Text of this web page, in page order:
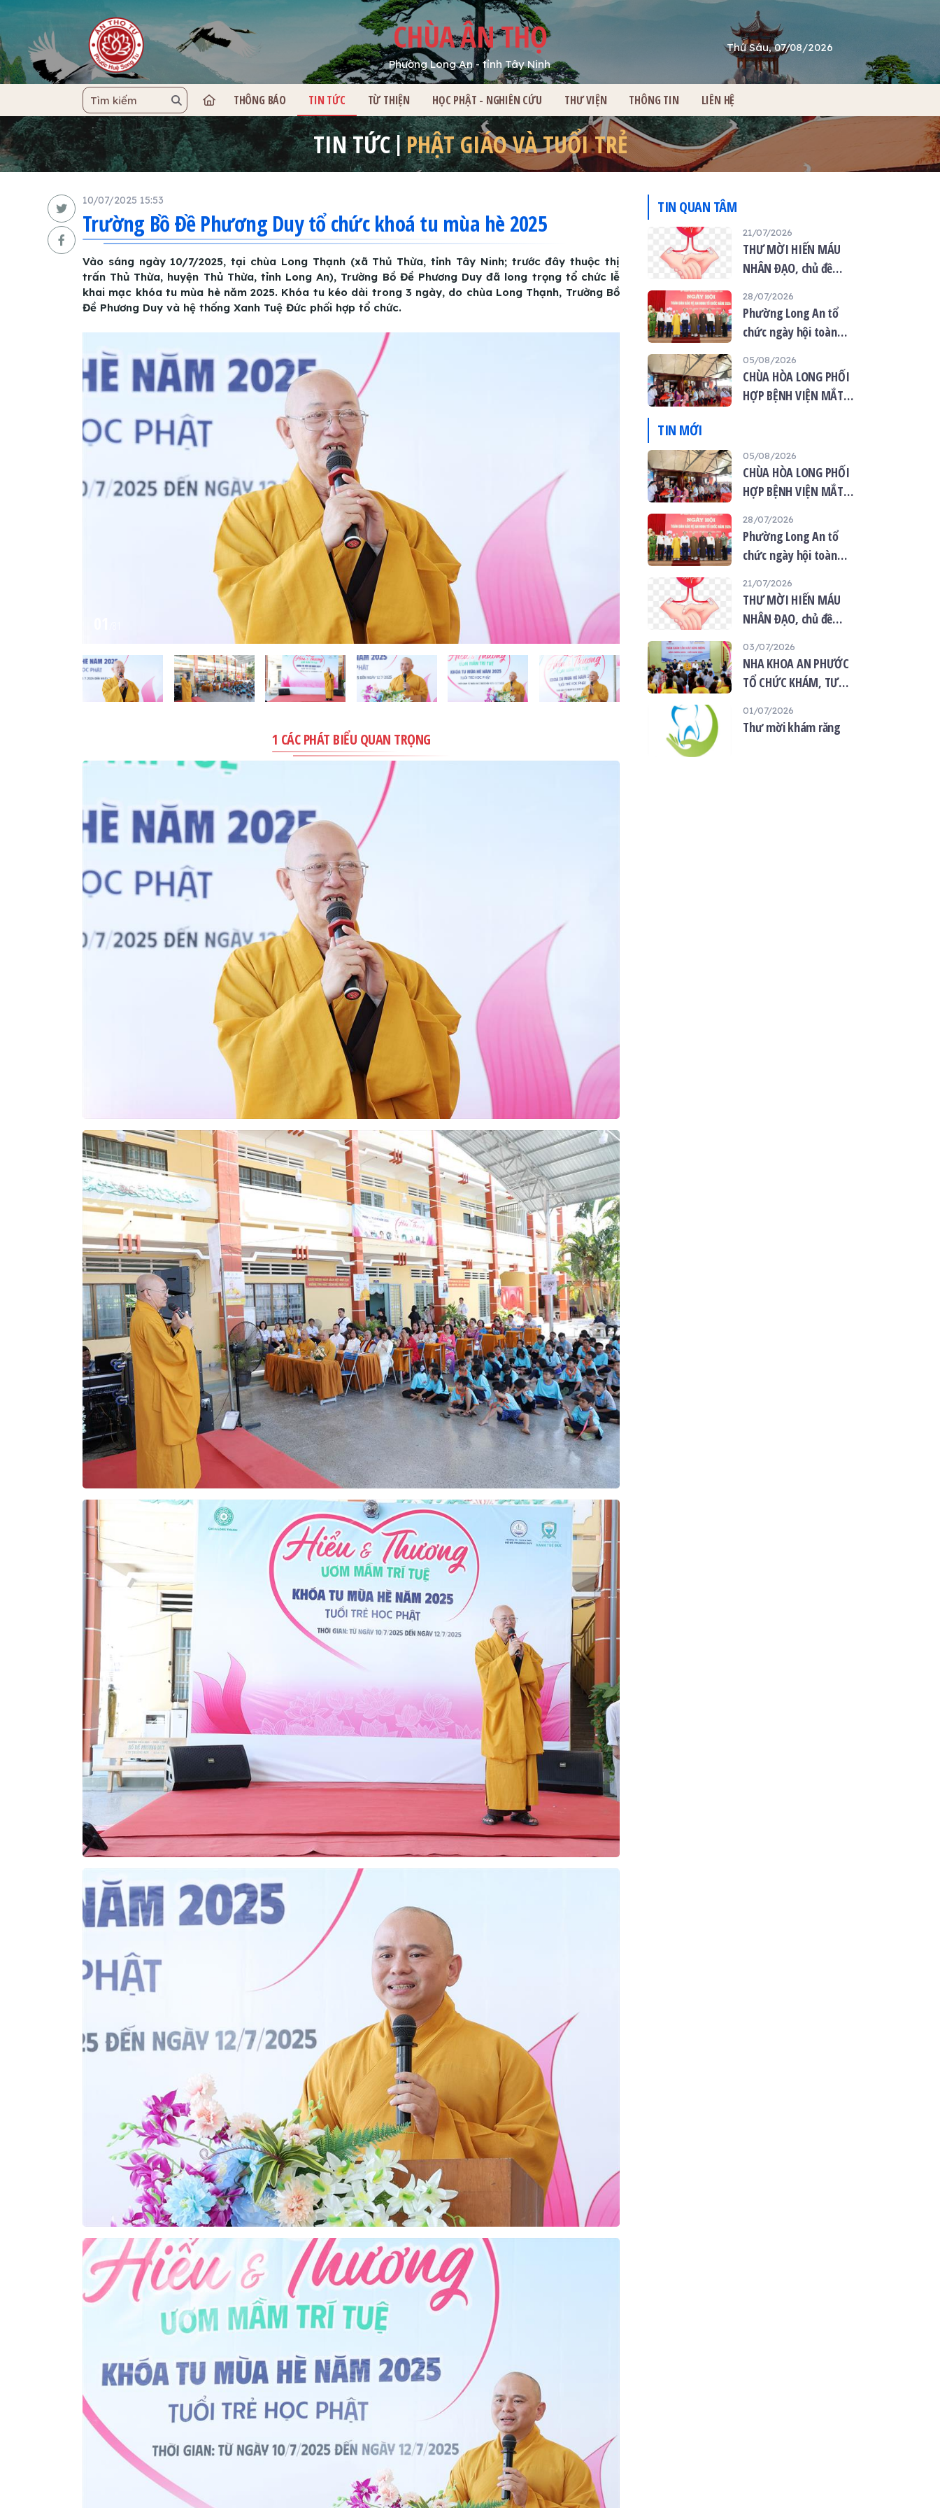
CHÙA ÂN THỌ
Phường Long An - tỉnh Tây Ninh
Thứ Sáu, 07/08/2026
TRANG CHỦ
THÔNG BÁO TIN TỨC TỪ THIỆN HỌC PHẬT - NGHIÊN CỨU THƯ VIỆN THÔNG TIN LIÊN HỆ
TIN TỨC PHẬT GIÁO VÀ TUỔI TRẺ
10/07/2025 15:53
Trường Bồ Đề Phương Duy tổ chức khoá tu mùa hè 2025
Vào sáng ngày 10/7/2025, tại chùa Long Thạnh (xã Thủ Thừa, tỉnh Tây Ninh; trước đây thuộc thị
trấn Thủ Thừa, huyện Thủ Thừa, tỉnh Long An), Trường Bồ Đề Phương Duy đã long trọng tổ chức lễ
khai mạc khóa tu mùa hè năm 2025. Khóa tu kéo dài trong 3 ngày, do chùa Long Thạnh, Trường Bồ
Đề Phương Duy và hệ thống Xanh Tuệ Đức phối hợp tổ chức.
1 CÁC PHÁT BIỂU QUAN TRỌNG
TIN QUAN TÂM
21/07/2026
THƯ MỜI HIẾN MÁU
NHÂN ĐẠO, chủ đề
mùa Vu lan”
28/07/2026
Phường Long An tổ
chức ngày hội toàn
quốc năm 2026
05/08/2026
CHÙA HÒA LONG PHỐI
HỢP BỆNH VIỆN MẮT
NGƯỜI DÂN
TIN MỚI
05/08/2026
CHÙA HÒA LONG PHỐI
HỢP BỆNH VIỆN MẮT
MẮT MIỄN PHÍ CHO 120
NGƯỜI DÂN
28/07/2026
Phường Long An tổ
chức ngày hội toàn
quốc năm 2026
21/07/2026
THƯ MỜI HIẾN MÁU
NHÂN ĐẠO, chủ đề
mùa Vu lan”
03/07/2026
NHA KHOA AN PHƯỚC
TỔ CHỨC KHÁM, TƯ
MIỆNG MIỄN PHÍ TẠI
01/07/2026
Thư mời khám răng